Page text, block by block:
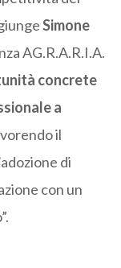
Simone
AG.R.A.R.I.A.
concrete
a
il
di
con un